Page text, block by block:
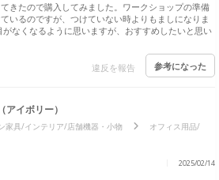
きたので購入してみました。ワークショップの準備
いるのですが、つけていない時よりもましになりま
がなくなるように思いますが、おすすめしたいと思い
違反を報告 参考になった
アイボリー）
家具/インテリア/店舗機器・小物
オフィス用品/
2025/02/14